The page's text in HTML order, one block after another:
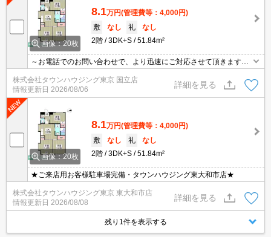
画像：20枚
8.1万円(管理費等：4,000円)
敷
なし 礼
なし
2階
3DK+S 51.84m²
～お電話でのお問い合わせで、より迅速にご対応させて頂きます～
地域密着タウンハウジング【国立店】まで～
株式会社タウンハウジング東京 国立店
情報更新日 2026/08/06
詳細を見る
画像：20枚
8.1万円(管理費等：4,000円)
敷
なし 礼
なし
2階
3DK+S 51.84m²
★ご来店用お客様駐車場完備・タウンハウジング東大和市店★
株式会社タウンハウジング東京 東大和市店
情報更新日 2026/08/08
詳細を見る
残り1件を表示する